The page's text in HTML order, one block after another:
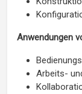
Anwendungen
Arbeits-